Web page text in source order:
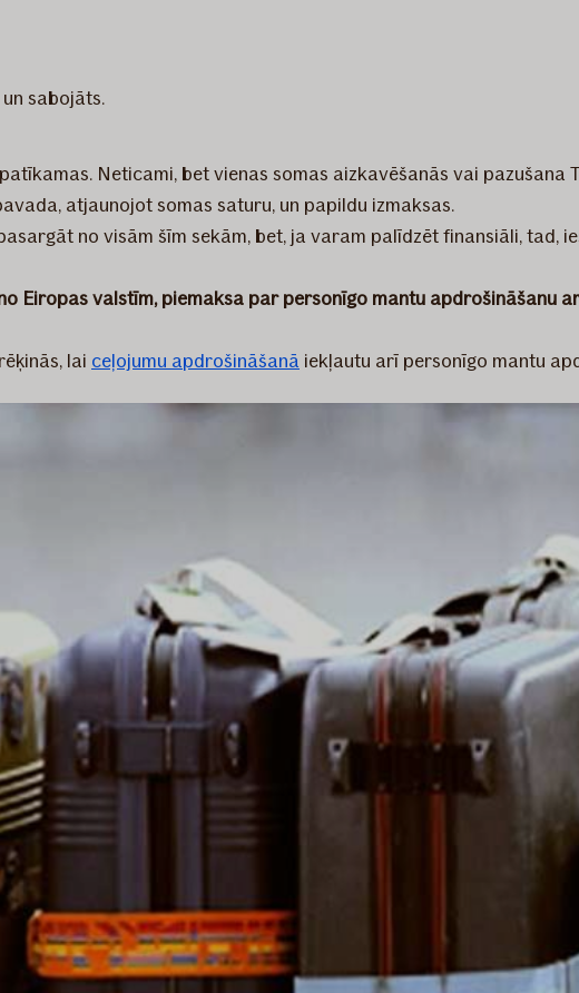
sabojāts.
Neticami, bet vienas somas aizkavēšanās vai
atjaunojot somas saturu, un papildu izmaksas.
no visām šīm sekām, bet, ja varam palīdzēt finansiāli, tad,
Eiropas valstīm, piemaksa par personīgo mantu apdrošināšanu
lai ceļojumu apdrošināšanā iekļautu arī personīgo mantu